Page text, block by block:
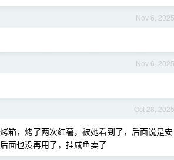
Nov 6, 2025
Nov 6, 2025
Oct 28, 2025
箱，烤了两次红薯，被她看到了，后面说是安
面也没再用了，挂咸鱼卖了